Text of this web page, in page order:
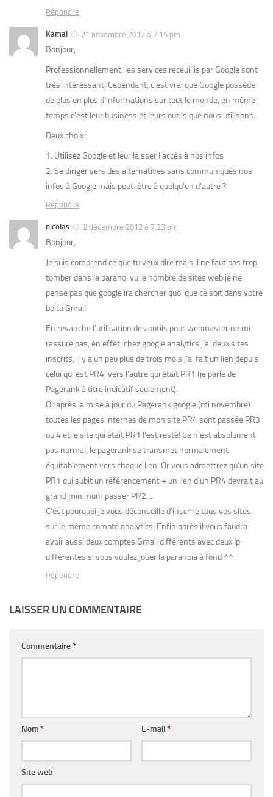
Répondre
Kamal 21 novembre 2012 à 7:15 pm
Bonjour,
Professionnellement, les services receuillis par Google sont
très intéréssant. Cependant, c’est vrai que Google possède
de plus en plus d’informations sur tout le monde, en même
temps c’est leur business et leurs outils que nous utilisons.
Deux choix :
1. Utilisez Google et leur laisser l’accès à nos infos
2. Se diriger vers des alternatives sans communiqués nos
infos à Google mais peut-être à quelqu’un d’autre ?
Répondre
nicolas 2 décembre 2012 à 7:23 pm
Bonjour,
Je suis comprend ce que tu veux dire mais il ne faut pas trop
tomber dans la parano, vu le nombre de sites web je ne
pense pas que google ira chercher quoi que ce soit dans votre
boite Gmail.
En revanche l’utilisation des outils pour webmaster ne me
rassure pas, en effet, chez google analytics j’ai deux sites
inscrits, il y a un peu plus de trois mois j’ai fait un lien depuis
celui qui est PR4, vers l’autre qui était PR1 (je parle de
Pagerank à titre indicatif seulement).
Or après la mise à jour du Pagerank google (mi novembre)
toutes les pages internes de mon site PR4 sont passée PR3
ou 4 et le site qui était PR1 l’est resté! Ce n’est absolument
pas normal, le pagerank se transmet normalement
équitablement vers chaque lien. Or vous admettrez qu’un site
PR1 qui subit un référencement + un lien d’un PR4 devrait au
grand minimum passer PR2…
C’est pourquoi je vous déconseille d’inscrire tous vos sites
sur le même compte analytics. Enfin après il vous faudra
avoir aussi deux comptes Gmail différents avec deux Ip
différentes si vous voulez jouer la paranoïa à fond ^^
Répondre
LAISSER UN COMMENTAIRE
Commentaire*
Nom * E-mail *
Site web